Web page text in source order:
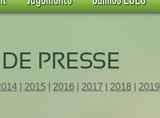
PRESSE
| 2015 2016 2017 2018 2019